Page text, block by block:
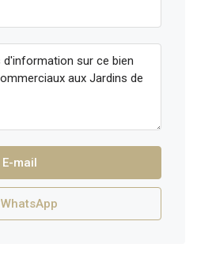
E-mail
WhatsApp